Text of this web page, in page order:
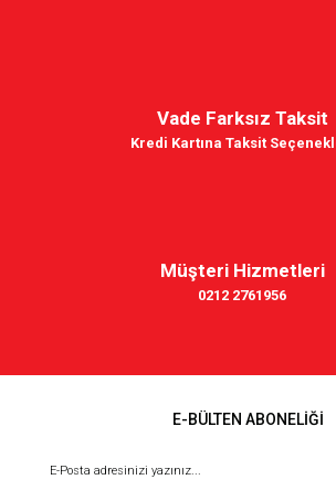
Vade Farksız Taksit
Kredi Kartına Taksit
Müşteri Hizmetleri
0212 2761956
E-BÜLTEN ABONELİĞİ